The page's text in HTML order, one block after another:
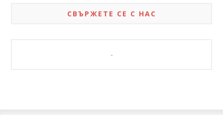
СВЪРЖЕТЕ СЕ С НАС
-